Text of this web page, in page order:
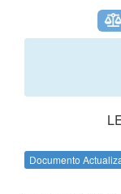
Documento